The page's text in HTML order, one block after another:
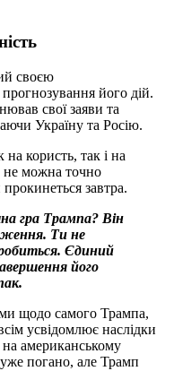
своєю
його дій.
свої заяви та
Україну та Росію.
користь, так і на
не можна точно
завтра.
гра Трампа? Він
Ти не
Єдиний
його
щодо самого Трампа,
усвідомлює наслідки
на американському
погано, але Трамп